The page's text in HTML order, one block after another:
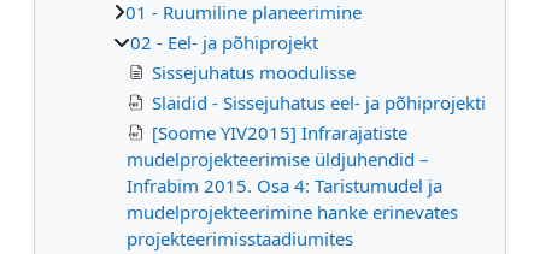
01 - Ruumiline planeerimine
02 - Eel- ja põhiprojekt
Sissejuhatus moodulisse
Slaidid - Sissejuhatus eel- ja põhiprojekti
[Soome YIV2015] Infrarajatiste
mudelprojekteerimise üldjuhendid –
Infrabim 2015. Osa 4: Taristumudel ja
mudelprojekteerimine hanke erinevates
projekteerimisstaadiumites